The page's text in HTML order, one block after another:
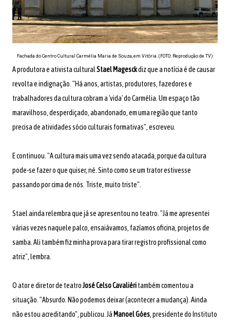
Fachada do Centro Cultural Carmélia Maria de Souza, em Vitória. (FOTO: Reprodução de TV)
A produtora e ativista culturalStael Magesckdiz que a notícia é de causar
revolta e indignação. "Há anos, artistas, produtores, fazedores e
trabalhadores da cultura cobram a 'vida' do Carmélia. Um espaço tão
maravilhoso, desperdiçado, abandonado, em uma região que tanto
precisa de atividades sócio culturais formativas", escreveu.
E continuou. "A cultura mais uma vez sendo atacada, porque da cultura
pode-se fazer o que quiser, né. Sinto como se um trator estivesse
passando por cima de nós. Triste, muito triste".
Stael ainda relembra que já se apresentou no teatro. "Já me apresentei
várias vezes naquele palco, ensaiávamos, fazíamos oficina, projetos de
samba. Ali também fiz minha prova para tirar registro profissional como
atriz", lembra.
O ator e diretor de teatroJosé Celso Cavaliéritambém comentou a
situação. "Absurdo. Não podemos deixar (acontecer a mudança). Ainda
não estou acreditando", publicou. Já Manoel Góes, presidente do Instituto